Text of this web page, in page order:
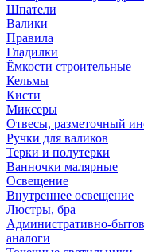
Шпатели
Валики
Правила
Гладилки
Ёмкости строительные
Кельмы
Кисти
Миксеры
Отвесы, разметочный
Ручки для валиков
Терки и полутерки
Ванночки малярные
Освещение
Внутреннее освещение
Люстры, бра
Административно-
аналоги